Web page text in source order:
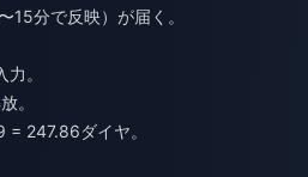
15分で反映）が届く。
。
。
247.86ダイヤ。